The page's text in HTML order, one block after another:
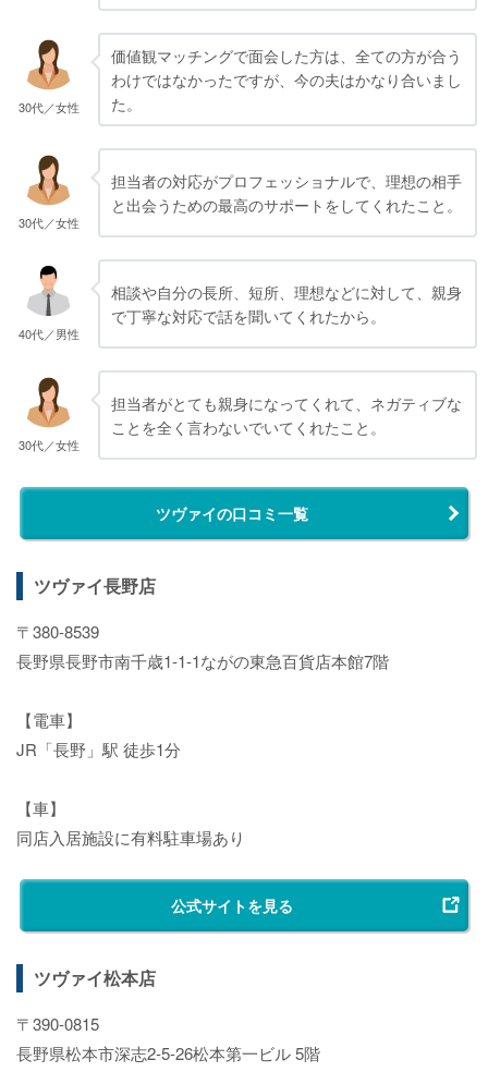
30代／女性
価値観マッチングで面会した方は、全ての方が合う
わけではなかったですが、今の夫はかなり合いまし
た。
30代／女性
担当者の対応がプロフェッショナルで、理想の相手
と出会うための最高のサポートをしてくれたこと。
40代／男性
相談や自分の長所、短所、理想などに対して、親身
で丁寧な対応で話を聞いてくれたから。
30代／女性
担当者がとても親身になってくれて、ネガティブな
ことを全く言わないでいてくれたこと。
ツヴァイの口コミ一覧
ツヴァイ長野店
〒380-8539
長野県長野市南千歳1-1-1ながの東急百貨店本館7階
【電車】
JR「長野」駅 徒歩1分
【車】
同店入居施設に有料駐車場あり
公式サイトを見る
ツヴァイ松本店
〒390-0815
長野県松本市深志2-5-26松本第一ビル 5階